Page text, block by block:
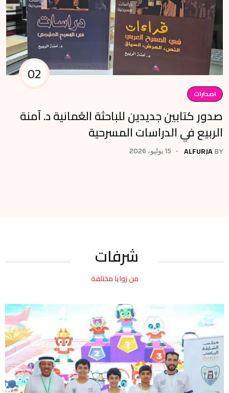
02
اصدارات
صدور كتابين جديدين للباحثة العُمانية د. آمنة
الربيع في الدراسات المسرحية
BY
ALFURJA 15 يوليو، 2026
شرفات
من زوايا مختلفة